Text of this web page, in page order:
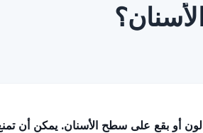
لون أو بقع على سطح الأسنان. يمكن أن